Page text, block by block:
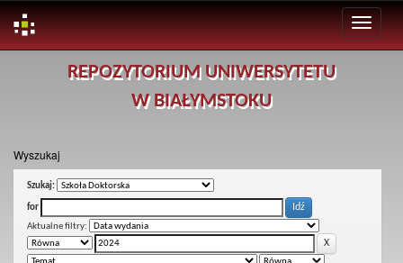
REPOZYTORIUM UNIWERSYTETU
W BIAŁYMSTOKU
Wyszukaj
Szukaj:
for
Aktualne filtry: